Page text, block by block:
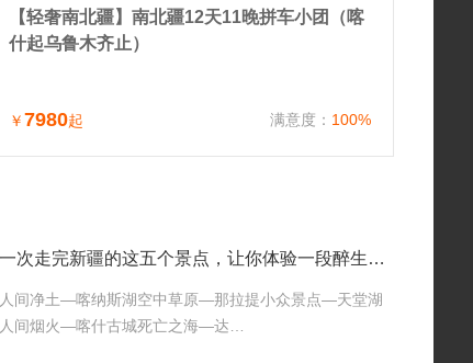
【轻奢南北疆】南北疆12天11晚拼车小团（喀
什起乌鲁木齐止）
￥7980起 满意度： 100%
一次走完新疆的这五个景点，让你体验一段醉生梦死的旅行
人间净土—喀纳斯湖空中草原—那拉提小众景点—天堂湖
人间烟火—喀什古城死亡之海—达…